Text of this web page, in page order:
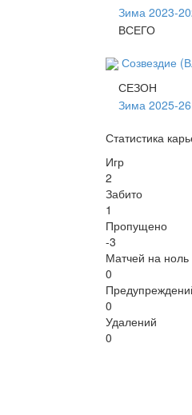
Зима 2023-
ВСЕГО
Созвездие
СЕЗОН
Зима 2025-26
Статистика
Игр
2
Забито
1
Пропущено
-3
Матчей на ноль
0
0
Удалений
0